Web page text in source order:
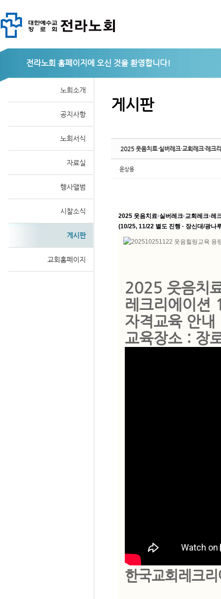
전라노회
노회소개
공지사항
노회서식
자료실
행사앨범
시찰소식
게시판
교회홈페이지
게시판
윤상용
2025 웃음치료·실버레크·교회레크·
(10/25, 11/22 별도 진행 · 장신대/광나
2025 웃음치
레크리에이션
자격교육 안
교육장소 : 장
한국교회레크
스케치북5
스케치북5